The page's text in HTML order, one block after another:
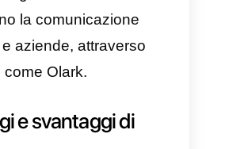
e metriche
a tutte queste
leader nel settore